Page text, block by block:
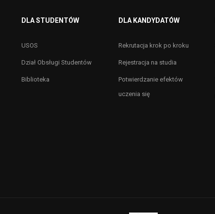
DLA STUDENTÓW
USOS
Dział Obsługi Studentów
Biblioteka
DLA KANDYDATÓW
Rekrutacja krok po kroku
Rejestracja na studia
Potwierdzanie efektów
uczenia się